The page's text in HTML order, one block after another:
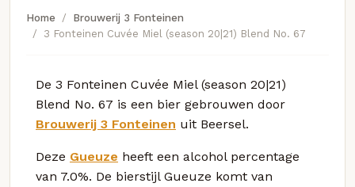
Home
Brouwerij 3 Fonteinen
3 Fonteinen Cuvée Miel (season 20|21) Blend No. 67
De 3 Fonteinen Cuvée Miel (season 20|21)
Blend No. 67 is een bier gebrouwen door
Brouwerij 3 Fonteinen uit Beersel.
Deze Gueuze heeft een alcohol percentage
van 7.0%. De bierstijl Gueuze komt van